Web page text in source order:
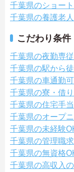
千葉県のショー
千葉県の養護老
こだわり条件
千葉県の夜勤専
千葉県の駅から
千葉県の車通勤
千葉県の寮・借
千葉県の住宅手
千葉県のオープ
千葉県の未経験
千葉県の管理職
千葉県の無資格
千葉県の高収入